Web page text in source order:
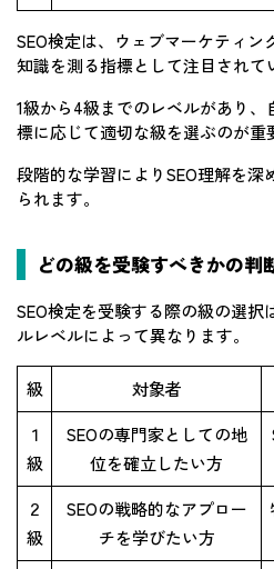
SEO検定は、ウェブマーケティン
知識を測る指標として注目されて
1級から4級までのレベルがあり、
標に応じて適切な級を選ぶのが重
段階的な学習によりSEO理解を
られます。
どの級を受験すべきかの判
SEO検定を受験する際の級の選
ルレベルによって異なります。
級 対象者
１
級
SEOの専門家としての地
位を確立したい方
２
級
SEOの戦略的なアプロー
チを学びたい方